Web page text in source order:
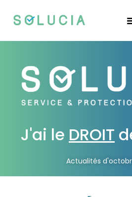
J'ai le DROIT
Actualités